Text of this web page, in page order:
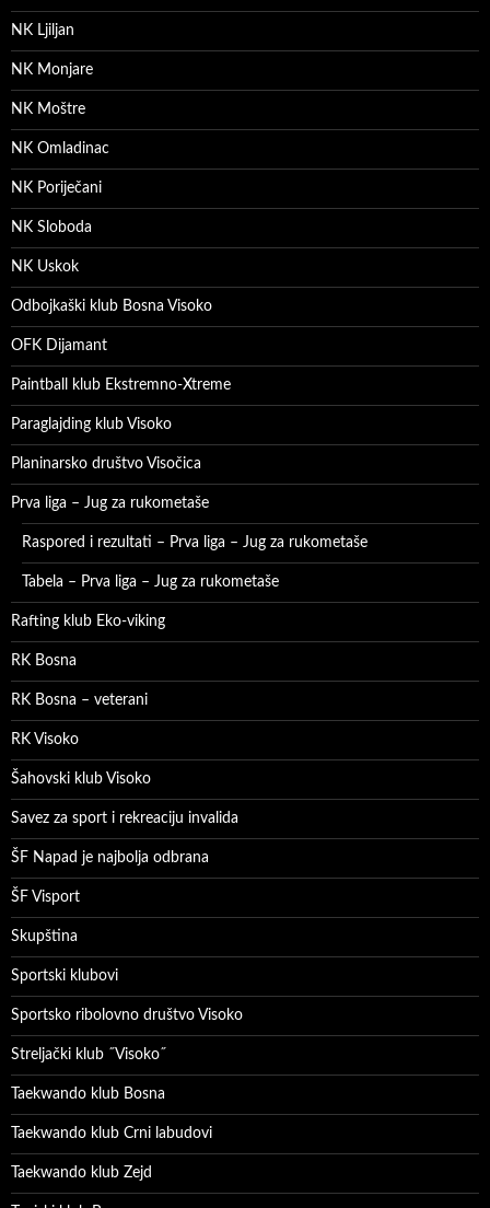
NK Ljiljan
NK Monjare
NK Moštre
NK Omladinac
NK Poriječani
NK Sloboda
NK Uskok
Odbojkaški klub Bosna Visoko
OFK Dijamant
Paintball klub Ekstremno-Xtreme
Paraglajding klub Visoko
Planinarsko društvo Visočica
Prva liga – Jug za rukometaše
Raspored i rezultati – Prva liga – Jug za rukometaše
Tabela – Prva liga – Jug za rukometaše
Rafting klub Eko-viking
RK Bosna
RK Bosna – veterani
RK Visoko
Šahovski klub Visoko
Savez za sport i rekreaciju invalida
ŠF Napad je najbolja odbrana
ŠF Visport
Skupština
Sportski klubovi
Sportsko ribolovno društvo Visoko
Streljački klub ˝Visoko˝
Taekwando klub Bosna
Taekwando klub Crni labudovi
Taekwando klub Zejd